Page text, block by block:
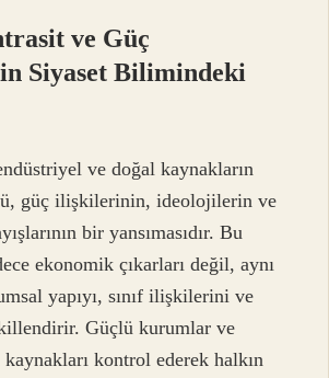
ve Güç
Siyaset Bilimindeki
ve doğal kaynakların
güç ilişkilerinin, ideolojilerin ve
bir yansımasıdır. Bu
ekonomik çıkarları değil, aynı
yapıyı, sınıf ilişkilerini ve
Güçlü kurumlar ve
kontrol ederek halkın